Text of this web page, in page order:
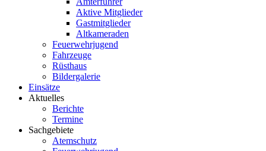
Aktive Mitglieder
Gastmitglieder
Altkameraden
Feuerwehrjugend
Fahrzeuge
Rüsthaus
Bildergalerie
Einsätze
Aktuelles
Berichte
Termine
Sachgebiete
Atemschutz